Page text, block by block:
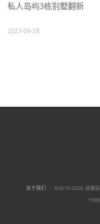
私人岛屿3栋别墅翻新
2023-04-28
关于我们 ｜ ©2010-2026 谷德